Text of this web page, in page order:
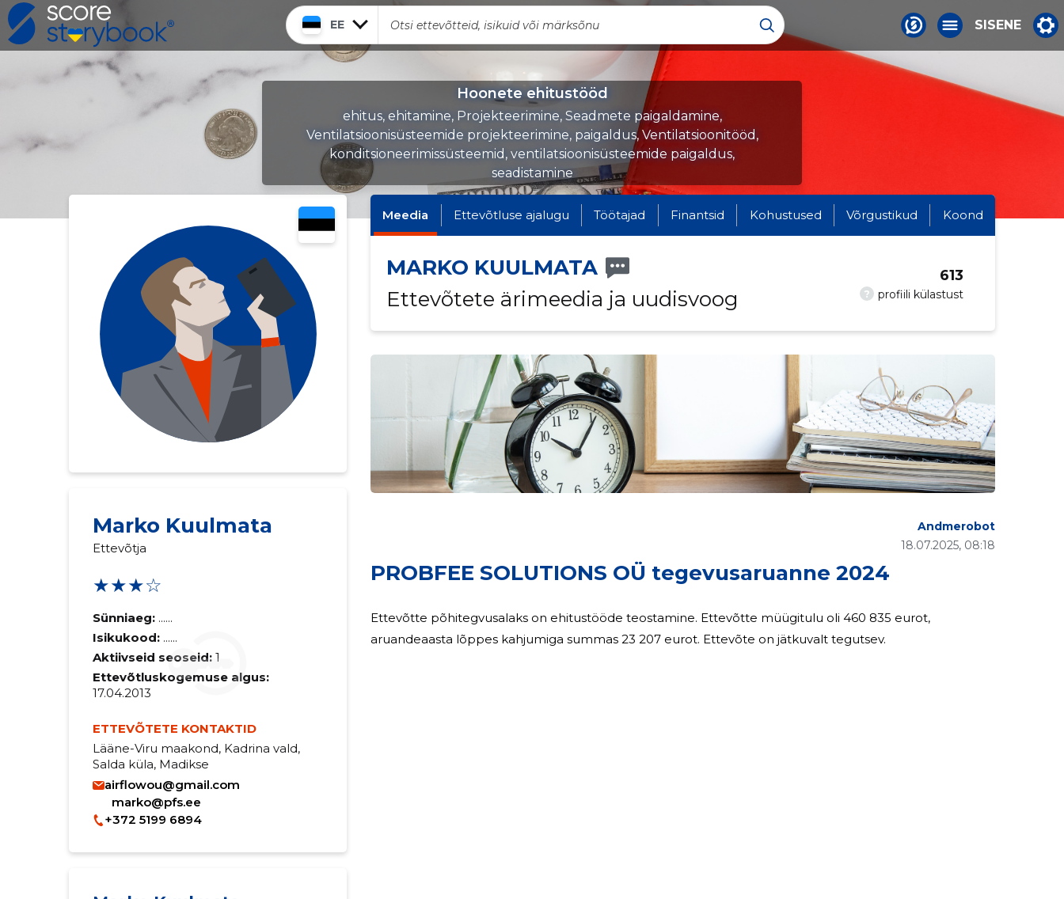
EE SISENE
Hoonete ehitustööd
ehitus, ehitamine, Projekteerimine, Seadmete paigaldamine,
Ventilatsioonisüsteemide projekteerimine, paigaldus, Ventilatsioonitööd,
konditsioneerimissüsteemid, ventilatsioonisüsteemide paigaldus,
seadistamine
Marko Kuulmata
Ettevõtja
★★★☆
Sünniaeg: ......
Isikukood: ......
Aktiivseid seoseid: 1
Ettevõtluskogemuse algus:
17.04.2013
ETTEVÕTETE KONTAKTID
Lääne-Viru maakond, Kadrina vald,
Salda küla, Madikse
airflowou@gmail.com
marko@pfs.ee
+372 5199 6894
Meedia Ettevõtluse ajalugu Töötajad Finantsid Kohustused Võrgustikud Koond
MARKO KUULMATA
Ettevõtete ärimeedia ja uudisvoog
? profiili külastust
613
PROBFEE SOLUTIONS OÜ tegevusaruanne 2024
18.07.2025, 08:18
Andmerobot
Ettevõtte põhitegvusalaks on ehitustööde teostamine. Ettevõtte müügitulu oli 460 835 eurot,
aruandeaasta lõppes kahjumiga summas 23 207 eurot. Ettevõte on jätkuvalt tegutsev.